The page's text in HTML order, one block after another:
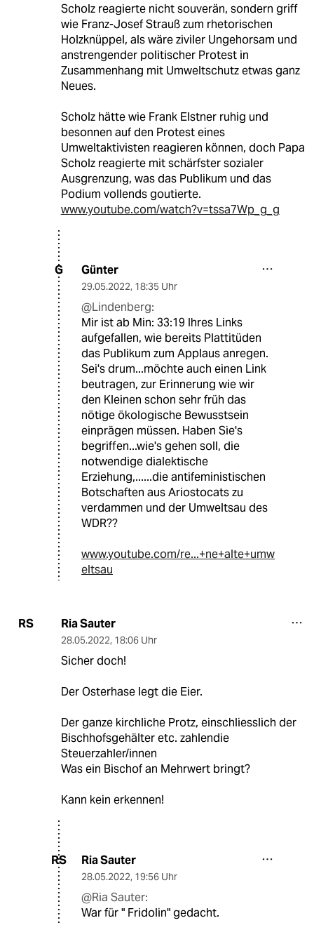
Scholz reagierte nicht souverän, sondern griff
wie Franz-Josef Strauß zum rhetorischen
Holzknüppel, als wäre ziviler Ungehorsam und
anstrengender politischer Protest in
Zusammenhang mit Umweltschutz etwas ganz
Neues.
Scholz hätte wie Frank Elstner ruhig und
besonnen auf den Protest eines
Umweltaktivisten reagieren können, doch Papa
Scholz reagierte mit schärfster sozialer
Ausgrenzung, was das Publikum und das
Podium vollends goutierte.
www.youtube.com/watch?v=tssa7Wp_g_g
G Günter
29.05.2022, 18:35 Uhr
@Lindenberg:
Mir ist ab Min: 33:19 Ihres Links
aufgefallen, wie bereits Plattitüden
das Publikum zum Applaus anregen.
Sei's drum...möchte auch einen Link
beutragen, zur Erinnerung wie wir
den Kleinen schon sehr früh das
nötige ökologische Bewusstsein
einprägen müssen. Haben Sie's
begriffen...wie's gehen soll, die
notwendige dialektische
Erziehung,......die antifeministischen
Botschaften aus Ariostocats zu
verdammen und der Umweltsau des
WDR??
www.youtube.com/re...+ne+alte+umw
eltsau
RS Ria Sauter
28.05.2022, 18:06 Uhr
Sicher doch!
Der Osterhase legt die Eier.
Der ganze kirchliche Protz, einschliesslich der
Bischhofsgehälter etc. zahlendie
Steuerzahler/innen
Was ein Bischof an Mehrwert bringt?
Kann kein erkennen!
RS Ria Sauter
28.05.2022, 19:56 Uhr
@Ria Sauter:
War für " Fridolin" gedacht.